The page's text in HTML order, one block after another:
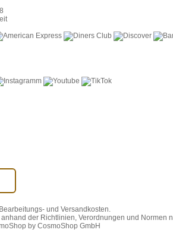
und Versandkosten.
der Richtlinien, Verordnungen und Normen
by CosmoShop GmbH